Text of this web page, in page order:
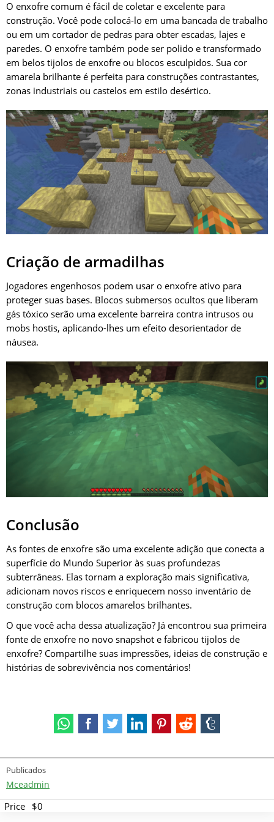
O enxofre comum é fácil de coletar e excelente para
construção. Você pode colocá-lo em uma bancada de trabalho
ou em um cortador de pedras para obter escadas, lajes e
paredes. O enxofre também pode ser polido e transformado
em belos tijolos de enxofre ou blocos esculpidos. Sua cor
amarela brilhante é perfeita para construções contrastantes,
zonas industriais ou castelos em estilo desértico.
Criação de armadilhas
Jogadores engenhosos podem usar o enxofre ativo para
proteger suas bases. Blocos submersos ocultos que liberam
gás tóxico serão uma excelente barreira contra intrusos ou
mobs hostis, aplicando-lhes um efeito desorientador de
náusea.
Conclusão
As fontes de enxofre são uma excelente adição que conecta a
superfície do Mundo Superior às suas profundezas
subterrâneas. Elas tornam a exploração mais significativa,
adicionam novos riscos e enriquecem nosso inventário de
construção com blocos amarelos brilhantes.
O que você acha dessa atualização? Já encontrou sua primeira
fonte de enxofre no novo snapshot e fabricou tijolos de
enxofre? Compartilhe suas impressões, ideias de construção e
histórias de sobrevivência nos comentários!
Publicados
Mceadmin
Price $0